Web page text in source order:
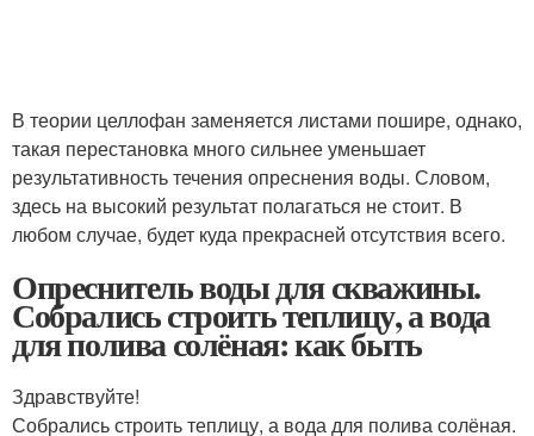
В теории целлофан заменяется листами пошире, однако,
такая перестановка много сильнее уменьшает
результативность течения опреснения воды. Словом,
здесь на высокий результат полагаться не стоит. В
любом случае, будет куда прекрасней отсутствия всего.
Опреснитель воды для скважины.
Собрались строить теплицу, а вода
для полива солёная: как быть
Здравствуйте!
Собрались строить теплицу, а вода для полива солёная.